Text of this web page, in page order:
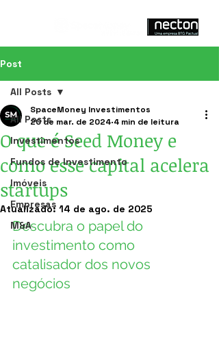
Post
All Posts
Investimentos
Fundos de Investimento
Imóveis
Empresas
M&A
All Posts
O que é Seed Money e
como esse capital acelera
startups
SpaceMoney Investimentos
20 de mar. de 2024 4 min de leitura
Atualizado: 14 de ago. de 2025
Descubra o papel do
investimento como
catalisador dos novos
negócios